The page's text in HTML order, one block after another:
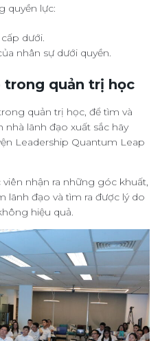
quyền lực:
dưới.
nhân sự dưới quyền.
trong quản trị học
quản trị học, để tìm và
lãnh đạo xuất sắc hãy
Leadership Quantum Leap
nhận ra những góc khuất,
lãnh đạo và tìm ra được lý do
hiệu quả.